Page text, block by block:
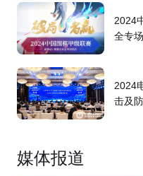
2024
全专
2024
击及
媒体报道